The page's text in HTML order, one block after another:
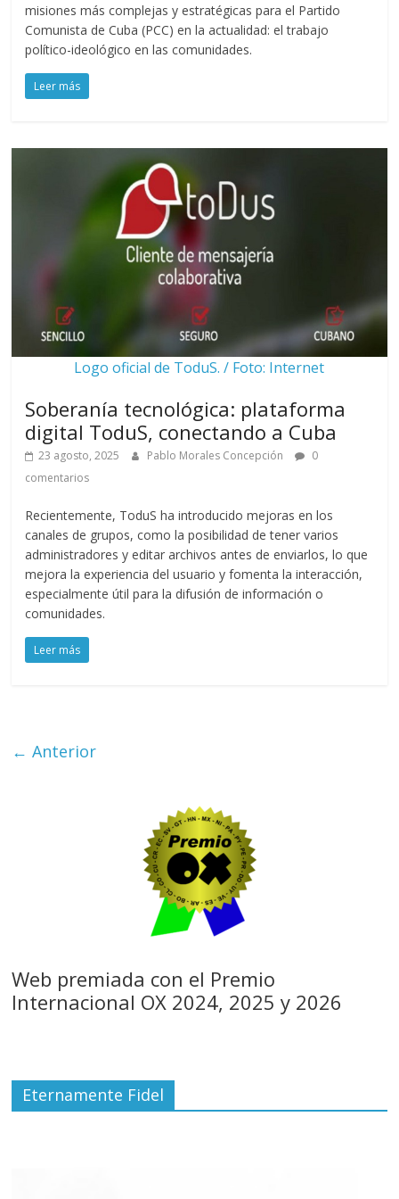
misiones más complejas y estratégicas para el Partido
Comunista de Cuba (PCC) en la actualidad: el trabajo
político-ideológico en las comunidades.
Leer más
Logo oficial de ToduS. / Foto: Internet
Soberanía tecnológica: plataforma
digital ToduS, conectando a Cuba
23 agosto, 2025 Pablo Morales Concepción
0
comentarios
Recientemente, ToduS ha introducido mejoras en los
canales de grupos, como la posibilidad de tener varios
administradores y editar archivos antes de enviarlos, lo que
mejora la experiencia del usuario y fomenta la interacción,
especialmente útil para la difusión de información o
comunidades.
Leer más
← Anterior
Web premiada con el Premio
Internacional OX 2024, 2025 y 2026
Eternamente Fidel